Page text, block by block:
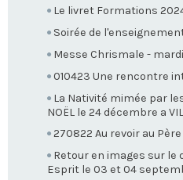
Le livret Formations
Soirée de
Messe Chrismale -
010423 Une rencontre
La Nativité mimée par
NOËL le 24 décembre a
270822 Au revoir au
Retour en images sur
Esprit le 03 et 04